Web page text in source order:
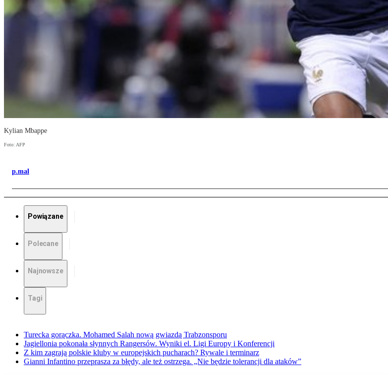
Kylian Mbappe
Foto: AFP
p.mal
Powiązane
Polecane
Najnowsze
Tagi
Turecka gorączka. Mohamed Salah nową gwiazdą Trabzonsporu
Jagiellonia pokonała słynnych Rangersów. Wyniki el. Ligi Europy i Konferencji
Z kim zagrają polskie kluby w europejskich pucharach? Rywale i terminarz
Gianni Infantino przeprasza za błędy, ale też ostrzega. „Nie będzie tolerancji dla ataków”